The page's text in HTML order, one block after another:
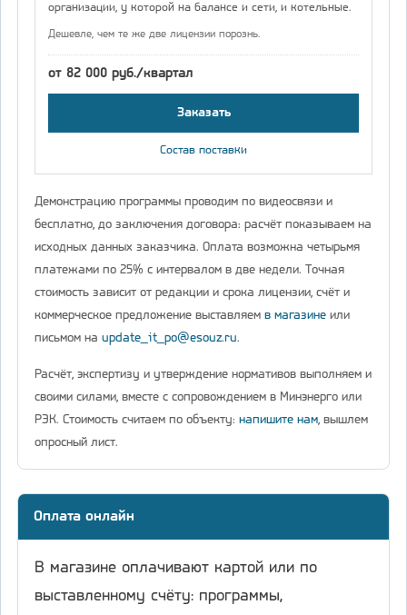
организации, у которой на балансе и сети, и котельные.
Дешевле, чем те же две лицензии порознь.
от 82 000 руб./квартал
Заказать
Состав поставки
Демонстрацию программы проводим по видеосвязи и
бесплатно, до заключения договора: расчёт показываем на
исходных данных заказчика. Оплата возможна четырьмя
платежами по 25% с интервалом в две недели. Точная
стоимость зависит от редакции и срока лицензии, счёт и
коммерческое предложение выставляем в магазине или
письмом на update_it_po@esouz.ru.
Расчёт, экспертизу и утверждение нормативов выполняем и
своими силами, вместе с сопровождением в Минэнерго или
РЭК. Стоимость считаем по объекту: напишите нам, вышлем
опросный лист.
Оплата онлайн
В магазине оплачивают картой или по
выставленному счёту: программы,